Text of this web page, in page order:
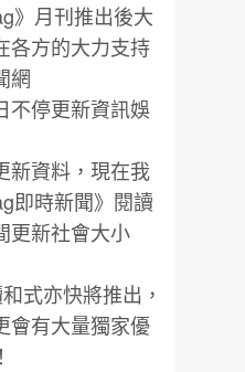
》月刊推出後大
各方的大力支持
網
不停更新資訊娛
新資料，現在我
即時新聞》閱讀
更新社會大小
式亦快將推出，
會有大量獨家優